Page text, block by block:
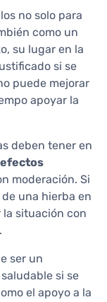
no solo para
como un
su lugar en la
si se
puede mejorar
apoyar la
deben tener en
efectos
moderación. Si
una hierba en
la situación con
ser un
si se
el apoyo a la